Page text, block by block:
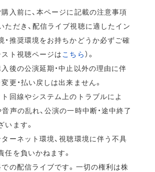
購入前に、本ページに記載の注意事項
ただき、配信ライブ視聴に適したイン
・推奨環境をお持ちかどうか必ずご確
スト視聴ページは こちら）。
入後の公演延期・中止以外の理由に伴
更・払い戻しは出来ません。
ト回線やシステム上のトラブルによ
音声の乱れ、公演の一時中断・途中終了
ます。
ターネット環境、視聴環境に伴う不具
任を負いかねます。
での配信ライブです。一切の権利は株